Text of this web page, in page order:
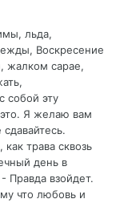
льда,
Воскресение
жалком сарае,
собой эту
Я желаю вам
трава сквозь
день в
Правда взойдет.
что любовь и